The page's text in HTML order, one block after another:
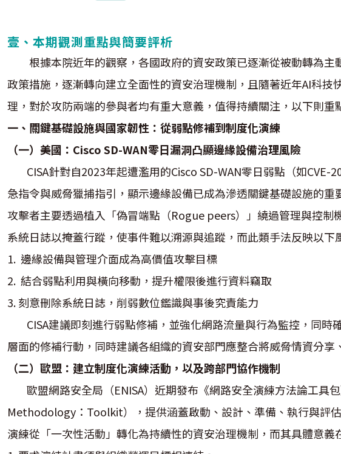
壹、本期觀測重點與簡要評析
根據本院近年的觀察，各國政府的資安政策已逐漸從被動轉為主
政策措施，逐漸轉向建立全面性的資安治理機制，且隨著近年AI科技
理，對於攻防兩端的參與者均有重大意義，值得持續關注，以下則重
一、關鍵基礎設施與國家韌性：從弱點修補到制度化演練
（一）美國：Cisco SD-WAN零日漏洞凸顯邊緣設備治理風險
CISA針對自2023年起遭濫用的Cisco SD-WAN零日弱點（如CVE-
急指令與威脅獵捕指引，顯示邊緣設備已成為滲透關鍵基礎設施的重
攻擊者主要透過植入「偽冒端點（Rogue peers）」繞過管理與控制
系統日誌以掩蓋行蹤，使事件難以溯源與追蹤，而此類手法反映以下
1. 邊緣設備與管理介面成為高價值攻擊目標
2. 結合弱點利用與橫向移動，提升權限後進行資料竊取
3. 刻意刪除系統日誌，削弱數位鑑識與事後究責能力
CISA建議即刻進行弱點修補，並強化網路流量與行為監控，同時
層面的修補行動，同時建議各組織的資安部門應整合將威脅情資分享
（二）歐盟：建立制度化演練活動，以及跨部門協作機制
歐盟網路安全局（ENISA）近期發布《網路安全演練方法論工具
Methodology：Toolkit），提供涵蓋啟動、設計、準備、執行與評
演練從「一次性活動」轉化為持續性的資安治理機制，而其具體意義